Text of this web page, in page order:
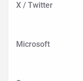
X / Twitter
Microsoft